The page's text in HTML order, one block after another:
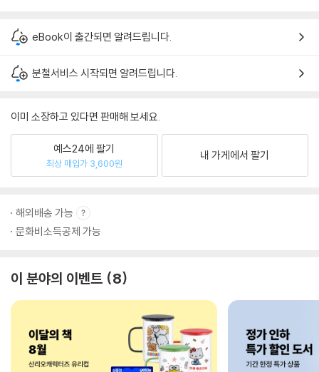
eBook이 출간되면 알려드립니다.
분철서비스 시작되면 알려드립니다.
이미 소장하고 있다면 판매해 보세요.
예스24에 팔기
최상 매입가 3,600원
내 가게에서 팔기
해외배송 가능
문화비소득공제 가능
이 분야의 이벤트 8